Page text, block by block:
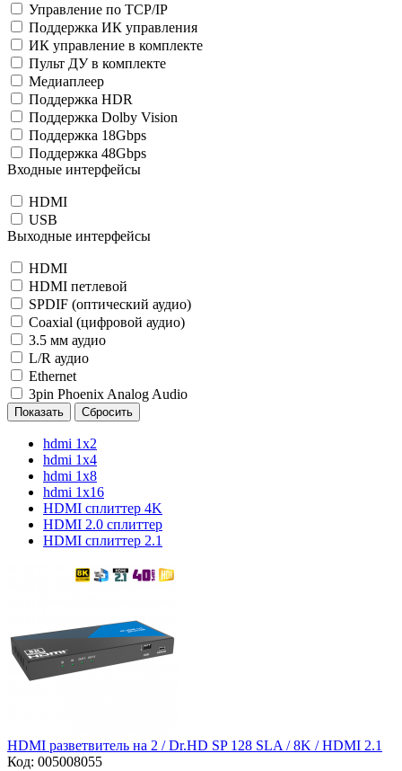
Управление по TCP/IP
Поддержка ИК управления
ИК управление в комплекте
Пульт ДУ в комплекте
Медиаплеер
Поддержка HDR
Поддержка Dolby Vision
Поддержка 18Gbps
Поддержка 48Gbps
Входные интерфейсы
HDMI
USB
Выходные интерфейсы
HDMI
HDMI петлевой
SPDIF (оптический аудио)
Coaxial (цифровой аудио)
3.5 мм аудио
L/R аудио
Ethernet
3pin Phoenix Analog Audio
Показать Сбросить
hdmi 1x2
hdmi 1x4
hdmi 1x8
hdmi 1x16
HDMI сплиттер 4K
HDMI 2.0 сплиттер
HDMI сплиттер 2.1
HDMI разветвитель на 2 / Dr.HD SP 128 SLA / 8K / HDMI 2.1
Код: 005008055